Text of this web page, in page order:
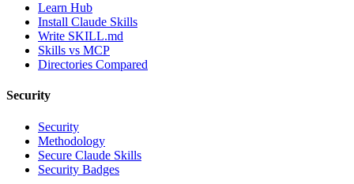
Learn Hub
Install Claude Skills
Write SKILL.md
Skills vs MCP
Directories Compared
Security
Security
Methodology
Secure Claude Skills
Security Badges